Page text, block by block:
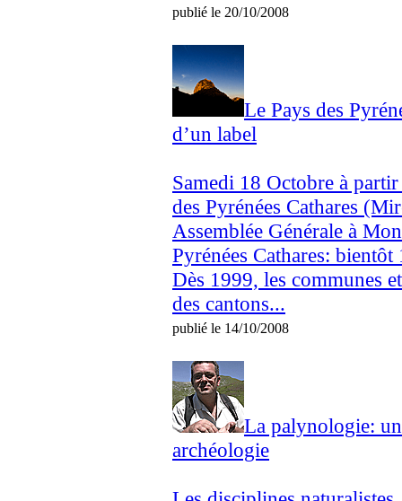
publié le 20/10/2008
Le Pays des
d’un label
Samedi 18 Octobre à
des Pyrénées Cathares
Assemblée Générale à
Pyrénées Cathares:
Dès 1999, les communes
des cantons...
publié le 14/10/2008
La palynologie:
archéologie